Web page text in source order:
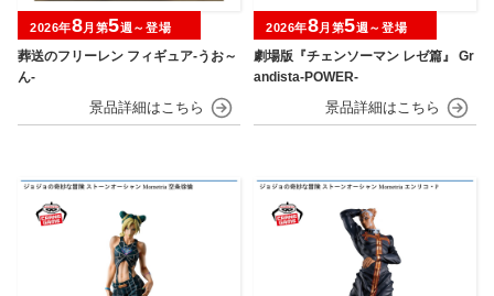
葬送のフリーレン フィギュア-うお～
ん-
2026年8月第5週～登場
劇場版『チェンソーマン レゼ篇』 Gr
andista-POWER-
2026年8月第5週～登場